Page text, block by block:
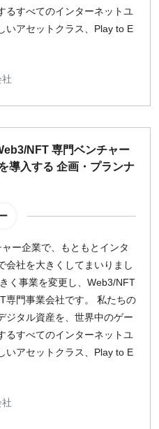
るすべてのインターネットユ
いアセットクラス、Play to E
社
NFT 専門ベンチャー
導入する 企画・プランナ
ー企業で、もともとインタ
会社を大きくしてまいりまし
く事業を変更し、Web3/NFT
専門事業会社です。 私たちの
ジタル資産を、世界中のゲー
るすべてのインターネットユ
いアセットクラス、Play to E
社